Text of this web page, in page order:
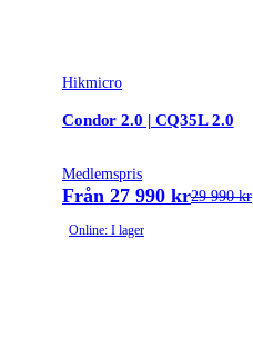
Hikmicro
Condor 2.0 | CQ35L 2.0
Medlemspris
Från 27 990 kr29 990 kr
Online: I lager